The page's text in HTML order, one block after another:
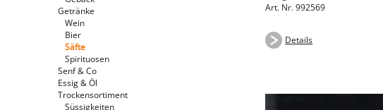
Getränke
Wein
Bier
Säfte
Spirituosen
Senf & Co
Essig & Öl
Trockensortiment
Süssigkeiten
Art. Nr. 992569
Details